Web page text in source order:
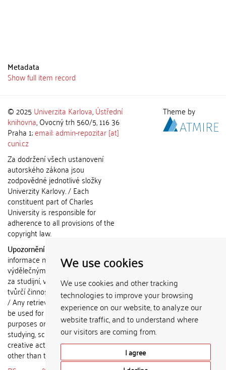
We use cookies
We use cookies and other tracking
technologies to improve your browsing
experience on our website, to analyze our
website traffic, and to understand where
our visitors are coming from.
I agree
Metadata
Show full item record
© 2025 Univerzita Karlova,Ústřední
knihovna, Ovocný trh 560/5, 116 36
Praha 1;email: admin-repozitar [at]
cuni.cz
Za dodržení všech ustanovení
autorského zákona jsou
zodpovědné jednotlivé složky
Univerzity Karlovy. / Each
constituent part of Charles
University is responsible for
adherence to all provisions of the
copyright law.
Upozornění / Notice:
informace nemohou být použity k
výdělečným účelům nebo vydávány
za studijní, vědeckou nebo jinou
tvůrčí činnost jiné osoby než autora.
/ Any retrieved information shall not
be used for any commercial
purposes or claimed as results of
studying, scientific or any other
creative activities of any person
other than the author.
Theme by